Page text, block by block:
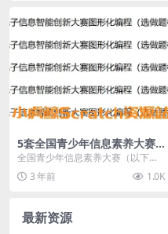
5套全国青少年信息素养大赛
图形化编程（选做题）
全国青少年信息素养大赛（以下简
称“大赛”,原全国青少年电子信息智
能创新大赛）是“...
3 年前 1.0K
最新资源